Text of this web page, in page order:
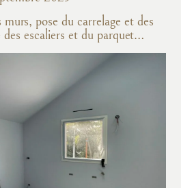
pose du carrelage et des
des escaliers et du parquet…